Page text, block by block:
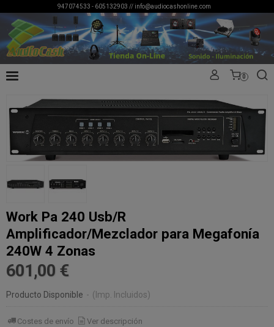
947074533 - 605132903 // info@audiocashonline.com
0
Work Pa 240 Usb/R
Amplificador/Mezclador para Megafonía
240W 4 Zonas
601,00 €
Producto Disponible - (Imp. Incluidos)
Costes de envío Ver descripción